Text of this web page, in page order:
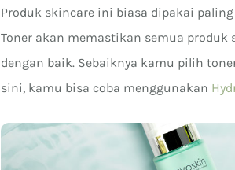
Produk skincare ini biasa dipakai
Toner akan memastikan semua
dengan baik. Sebaiknya kamu pilih
sini, kamu bisa coba menggunakan